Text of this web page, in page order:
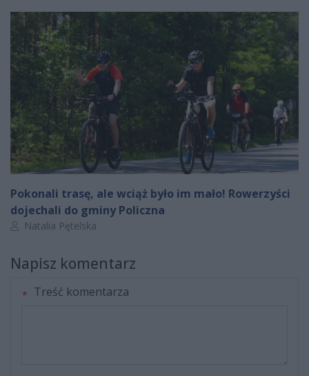
Pokonali trasę, ale wciąż było im mało! Rowerzyści
dojechali do gminy Policzna
Autor artykułu:
Natalia Pętelska
Napisz komentarz
Treść komentarza